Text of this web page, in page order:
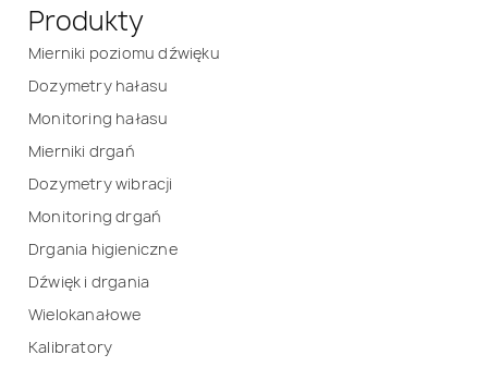
Produkty
Mierniki poziomu dźwięku
Dozymetry hałasu
Monitoring hałasu
Mierniki drgań
Dozymetry wibracji
Monitoring drgań
Drgania higieniczne
Dźwięk i drgania
Wielokanałowe
Kalibratory